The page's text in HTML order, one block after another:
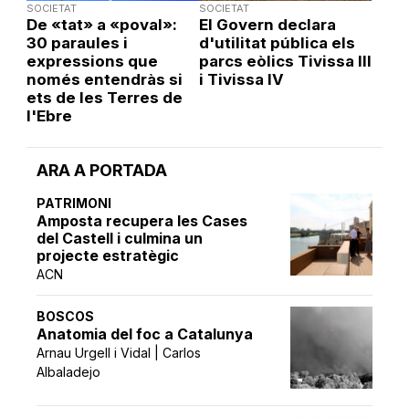
ARA A PORTADA
PATRIMONI
Amposta recupera les Cases
del Castell i culmina un
projecte estratègic
ACN
BOSCOS
Anatomia del foc a Catalunya
Arnau Urgell i Vidal | Carlos
Albaladejo
SOCIETAT
De «tat» a «poval»:
30 paraules i
expressions que
només entendràs si
ets de les Terres de
l'Ebre
SOCIETAT
El Govern declara
d'utilitat pública els
parcs eòlics Tivissa III
i Tivissa IV